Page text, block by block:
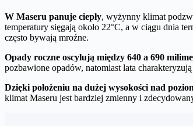
W Maseru panuje ciepły, wyżynny klimat
temperatury sięgają około 22°C, a w ciągu dnia
często bywają mroźne.
Opady roczne oscylują między 640 a 690
pozbawione opadów, natomiast lata
Dzięki położeniu na dużej wysokości nad
klimat Maseru jest bardziej zmienny i